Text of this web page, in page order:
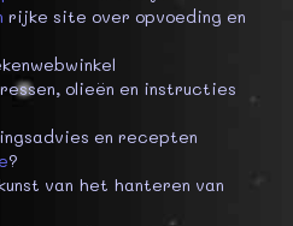
rijke site over opvoeding en
olieën en instructies
en recepten
?
van het hanteren van